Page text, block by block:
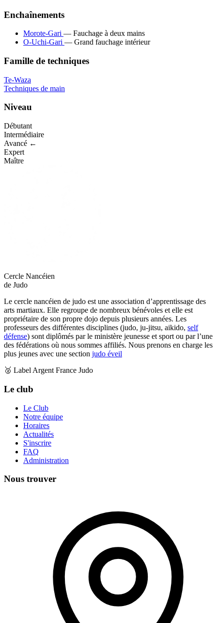
Enchaînements
Morote-Gari — Fauchage à deux mains
O-Uchi-Gari — Grand fauchage intérieur
Famille de techniques
Te-Waza
Techniques de main
Niveau
Débutant
Intermédiaire
Avancé ←
Expert
Maître
Cercle Nancéien
de Judo
Le cercle nancéien de judo est une association d’apprentissage des
arts martiaux. Elle regroupe de nombreux bénévoles et elle est
propriétaire de son propre dojo depuis plusieurs années. Les
professeurs des différentes disciplines (judo, ju-jitsu, aikido, self
défense) sont diplômés par le ministère jeunesse et sport ou par l’une
des fédérations où nous sommes affiliés. Nous prenons en charge les
plus jeunes avec une section judo éveil
🥈 Label Argent France Judo
Le club
Le Club
Notre équipe
Horaires
Actualités
S'inscrire
FAQ
Administration
Nous trouver